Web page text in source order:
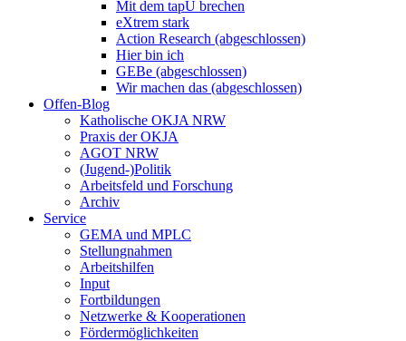
Mit dem tapU brechen
eXtrem stark
Action Research (abgeschlossen)
Hier bin ich
GEBe (abgeschlossen)
Wir machen das (abgeschlossen)
Offen-Blog
Katholische OKJA NRW
Praxis der OKJA
AGOT NRW
(Jugend-)Politik
Arbeitsfeld und Forschung
Archiv
Service
GEMA und MPLC
Stellungnahmen
Arbeitshilfen
Input
Fortbildungen
Netzwerke & Kooperationen
Fördermöglichkeiten